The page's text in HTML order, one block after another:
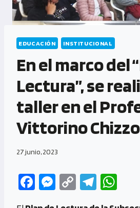
EDUCACIÓN INSTITUCIONAL
En el marco del
Lectura”, se
taller en el
Vittorino
27 junio, 2023
Fa M
C
Te